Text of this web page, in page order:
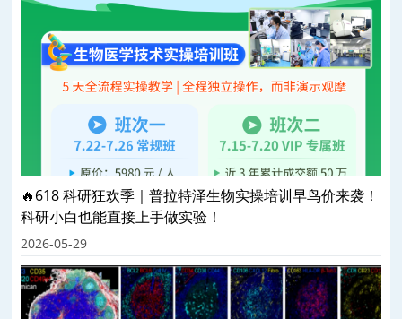
🔥618 科研狂欢季｜普拉特泽生物实操培训早鸟价来袭！
科研小白也能直接上手做实验！
2026-05-29